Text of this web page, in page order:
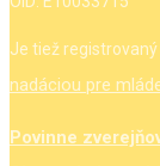
Je tiež
nadáciou pre
Povinne